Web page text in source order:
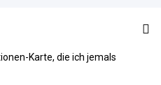
Karte, die ich jemals